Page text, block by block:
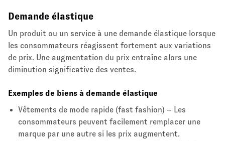
Demande élastique
Un produit ou un service à une demande élastique lorsque
les consommateurs réagissent fortement aux variations
de prix. Une augmentation du prix entraîne alors une
diminution significative des ventes.
Exemples de biens à demande élastique
Vêtements de mode rapide (fast fashion) – Les
consommateurs peuvent facilement remplacer une
marque par une autre si les prix augmentent.